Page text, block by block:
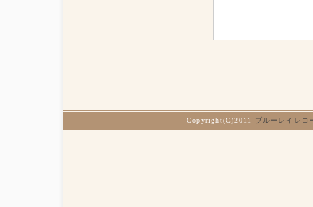
Copyright(C)2011 ブルーレイレ